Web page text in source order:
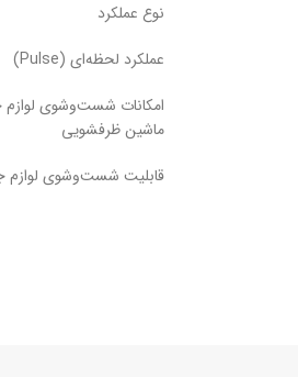
نوع عملکرد
عملکرد لحظه‌ای (Pulse)
امکانات شست‌وشوی لوازم
ماشین ظرفشویی
قابلیت شست‌وشوی لوازم